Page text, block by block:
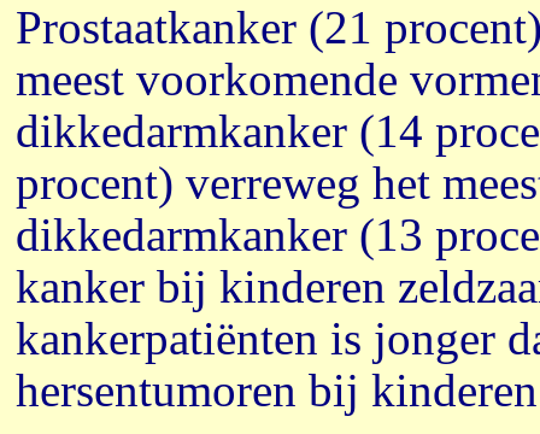
Prostaatkanker (21
meest voorkomende
dikkedarmkanker (14
procent) verreweg het
dikkedarmkanker (13
kanker bij kinderen
kankerpatiënten is jonger
hersentumoren bij